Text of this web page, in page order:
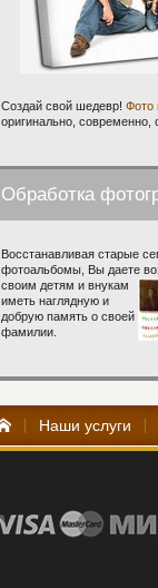
Создай свой шедевр! Фото
оригинально, современно,
Обработка
Восстанавливая старые
фотоальбомы, Вы даете
своим детям и внукам
иметь наглядную и
добрую память о своей
фамилии.
Наши услуги